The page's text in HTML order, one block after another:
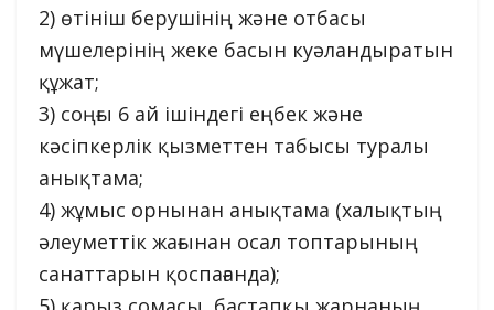
2) өтініш берушінің және отбасы
мүшелерінің жеке басын куәландыратын
құжат;
3) соңғы 6 ай ішіндегі еңбек және
кәсіпкерлік қызметтен табысы туралы
анықтама;
4) жұмыс орнынан анықтама (халықтың
әлеуметтік жағынан осал топтарының
санаттарын қоспағанда);